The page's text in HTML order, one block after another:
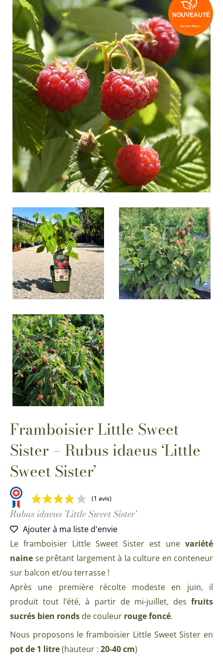
Framboisier Little Sweet
Sister – Rubus idaeus ‘Little
Sweet Sister’
(1 avis)
Rubus idaeus 'Little Sweet Sister'
Ajouter à ma liste d'envie
Le framboisier Little Sweet Sister est une variété
naine se prêtant largement à la culture en conteneur
sur balcon et/ou terrasse !
Après une première récolte modeste en juin, il
produit tout l’été, à partir de mi-juillet, des fruits
sucrés bien ronds de couleur rouge foncé.
Nous proposons le framboisier Little Sweet Sister en
pot de 1 litre(hauteur : 20-40 cm)